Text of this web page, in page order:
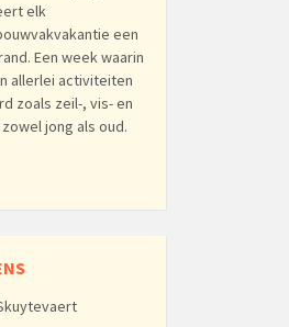
elk
een
Een week waarin
allerlei activiteiten
zoals zeil-, vis- en
jong als oud.